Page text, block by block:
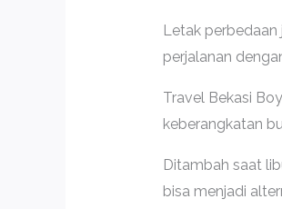
Letak
perjalanan
Travel Bekasi
keberangkatan
Ditambah saat
bisa menjadi